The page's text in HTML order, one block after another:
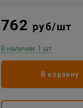
762 руб/шт
В наличии: 1 шт
В корзину